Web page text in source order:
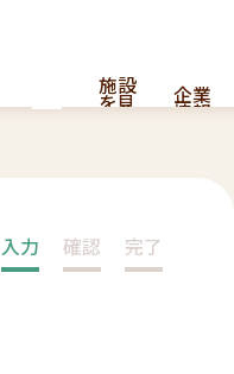
はこちら
施設
を見 企業
情報
入力 確認 完了